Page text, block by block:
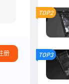
册
TOP2
TOP3